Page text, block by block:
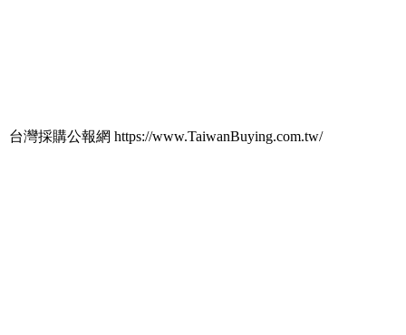
台灣採購公報網 https://www.TaiwanBuying.com.tw/